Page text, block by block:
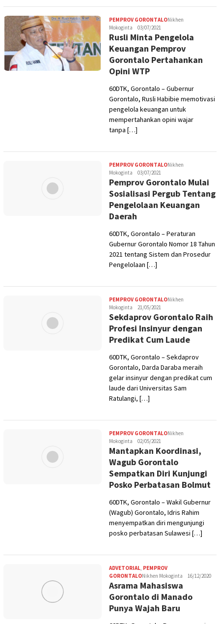
PEMPROV GORONTALONikhen
Mokoginta
03/07/2021
Rusli Minta Pengelola
Keuangan Pemprov
Gorontalo Pertahankan
Opini WTP
60DTK, Gorontalo – Gubernur
Gorontalo, Rusli Habibie memotivasi
pengelola keuangan untuk
mempertahankan opini wajar
tanpa […]
PEMPROV GORONTALONikhen
Mokoginta
03/07/2021
Pemprov Gorontalo Mulai
Sosialisasi Pergub Tentang
Pengelolaan Keuangan
Daerah
60DTK, Gorontalo – Peraturan
Gubernur Gorontalo Nomor 18 Tahun
2021 tentang Sistem dan Prosedur
Pengelolaan […]
PEMPROV GORONTALONikhen
Mokoginta
21/05/2021
Sekdaprov Gorontalo Raih
Profesi Insinyur dengan
Predikat Cum Laude
60DTK, Gorontalo – Sekdaprov
Gorontalo, Darda Daraba meraih
gelar insinyur dengan predikat cum
laude dari Universitas Sam
Ratulangi, […]
PEMPROV GORONTALONikhen
Mokoginta
02/05/2021
Mantapkan Koordinasi,
Wagub Gorontalo
Sempatkan Diri Kunjungi
Posko Perbatasan Bolmut
60DTK, Gorontalo – Wakil Gubernur
(Wagub) Gorontalo, Idris Rahim
menyempatkan diri mengunjungi
posko perbatasan Sulawesi […]
ADVETORIAL, PEMPROV
GORONTALONikhen Mokoginta 16/12/2020
Asrama Mahasiswa
Gorontalo di Manado
Punya Wajah Baru